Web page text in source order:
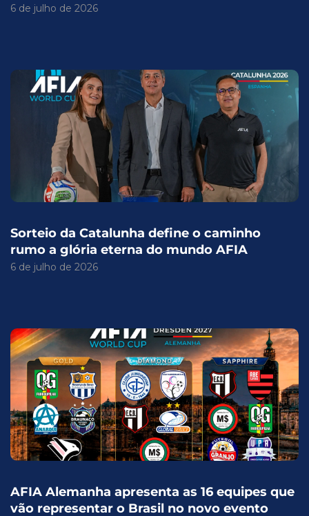
6 de julho de 2026
Sorteio da Catalunha define o caminho
rumo a glória eterna do mundo AFIA
6 de julho de 2026
AFIA Alemanha apresenta as 16 equipes que
vão representar o Brasil no novo evento